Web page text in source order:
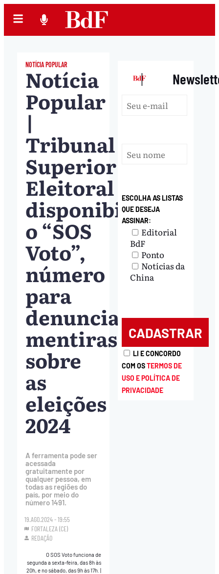
NOTÍCIA POPULAR
Notícia
Popular
|
Tribunal
Superior
Eleitoral
disponibiliza
o “SOS
Voto”,
número
para
denunciar
mentiras
sobre
as
eleições
2024
A ferramenta pode ser
acessada
gratuitamente por
qualquer pessoa, em
todas as regiões do
país, por meio do
número 1491.
19.AGO.2024 - 19:55
FORTALEZA (CE)
REDAÇÃO
O SOS Voto funciona de
segunda a sexta-feira, das 8h às
20h, e no sábado, das 9h às 17h.|
|
ESCOLHA AS LISTAS
QUE DESEJA
ASSINAR:
Editorial
BdF
Ponto
Notícias da
China
LI E CONCORDO
COM OSTERMOS DE
USO E POLÍTICA DE
PRIVACIDADE